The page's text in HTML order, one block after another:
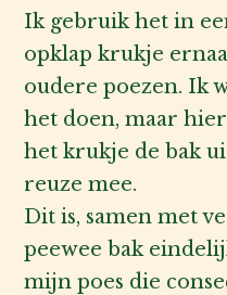
5
Ik gebruik het in
opklap krukje
oudere poezen. Ik
het doen, maar
het krukje de bak
reuze mee.
Dit is, samen met
peewee bak
mijn poes die